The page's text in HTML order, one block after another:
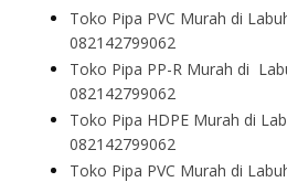
Toko Pipa PVC Murah di
082142799062
Toko Pipa PP-R Murah di
082142799062
Toko Pipa HDPE Murah di
082142799062
Toko Pipa PVC Murah di